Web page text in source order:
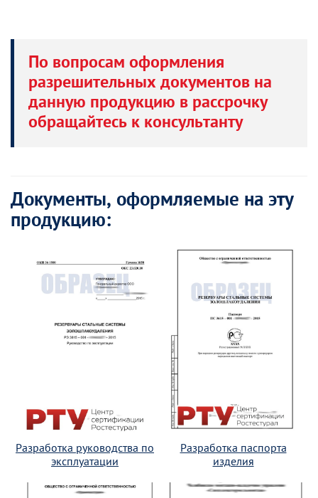
По вопросам оформления
разрешительных документов на
данную продукцию в рассрочку
обращайтесь к консультанту
Документы, оформляемые на эту
продукцию:
Разработка руководства по
эксплуатации
Разработка паспорта
изделия